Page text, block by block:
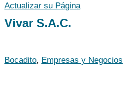
Actualizar su Página
Vivar S.A.C.
Bocadito, Empresas y Negocios